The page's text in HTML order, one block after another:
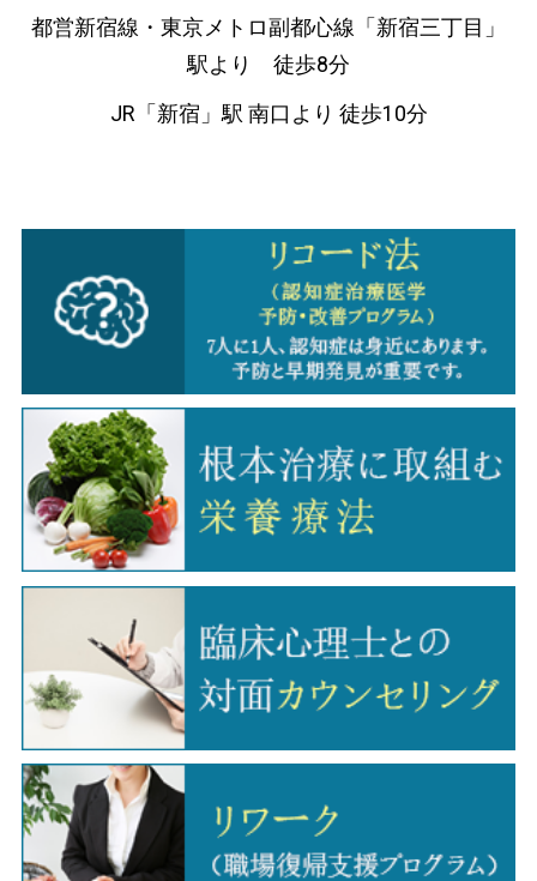
都営新宿線・東京メトロ副都心線「新宿三丁目」
駅より 徒歩8分
JR「新宿」駅 南口より 徒歩10分